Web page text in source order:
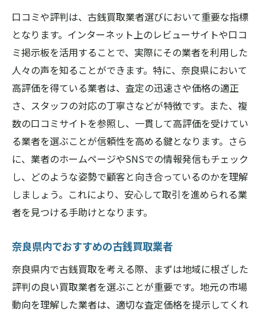
口コミや評判は、古銭買取業者選びにおいて重要な指標
となります。インターネット上のレビューサイトや口コ
ミ掲示板を活用することで、実際にその業者を利用した
人々の声を知ることができます。特に、奈良県において
高評価を得ている業者は、査定の迅速さや価格の適正
さ、スタッフの対応の丁寧さなどが特徴です。また、複
数の口コミサイトを参照し、一貫して高評価を受けてい
る業者を選ぶことが信頼性を高める鍵となります。さら
に、業者のホームページやSNSでの情報発信もチェック
し、どのような姿勢で顧客と向き合っているのかを理解
しましょう。これにより、安心して取引を進められる業
者を見つける手助けとなります。
奈良県内でおすすめの古銭買取業者
奈良県内で古銭買取を考える際、まずは地域に根ざした
評判の良い買取業者を選ぶことが重要です。地元の市場
動向を理解した業者は、適切な査定価格を提示してくれ